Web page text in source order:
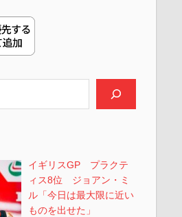
イギリスGP プラクテ
ィス8位 ジョアン・ミ
ル「今日は最大限に近い
ものを出せた」